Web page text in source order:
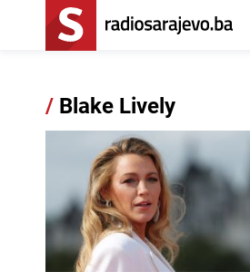
/ Blake Lively